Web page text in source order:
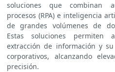
soluciones que combinan
procesos (RPA) e inteligencia
de grandes volúmenes de
Estas soluciones permiten
extracción de información y
corporativos, alcanzando
precisión.